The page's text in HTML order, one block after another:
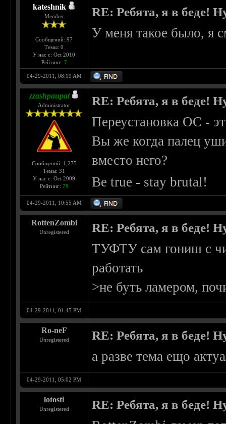
kateshnik
Member
Сообщений: 97
Темы: 0
У нас с: Oct 2010
Рейтинг: 7
RE: Ребята, я в беде!
У меня такое было, я
04-29-2011, 08:19 AM
zzashpaupat
Administrator
Сообщений: 1,275
Темы: 31
У нас с: Oct 2009
Рейтинг: 79
RE: Ребята, я в беде!
Переустановка ОС -
Вы же когда палец
вместо него?
Be true - stay brutal!
04-29-2011, 10:55 AM
RottenZombi
Unregistered RE: Ребята, я в беде!
ТУФТУ сам гониш с
работать
>не буть ламером,
04-29-2011, 01:45 PM
Ro-neF
Unregistered RE: Ребята, я в беде!
а разве тема ещо
04-29-2011, 05:02 PM
lotosti
Unregistered RE: Ребята, я в беде!